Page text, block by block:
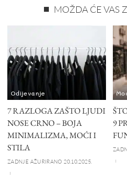
MOŽDA ĆE VAS
Odijevanje
7 RAZLOGA ZAŠTO LJUDI
NOSE CRNO – BOJA
MINIMALIZMA, MOĆI I
STILA
ZADNJE AŽURIRANO 20.10.2025.
9